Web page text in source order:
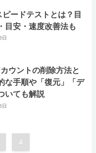
ードテストとは？目
目安・速度改善法も
日
ウントの削除方法と
な手順や「復元」「デ
いても解説
日
4